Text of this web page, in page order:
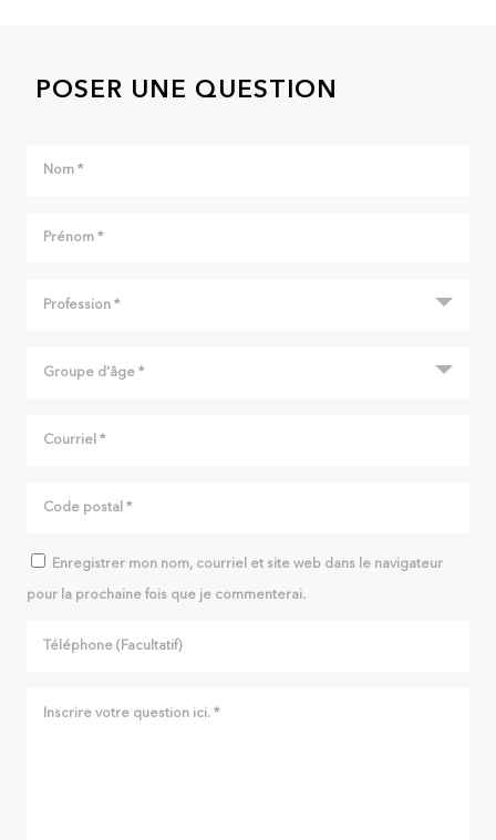
POSER UNE QUESTION
Enregistrer mon nom, courriel et site web dans le navigateur
pour la prochaine fois que je commenterai.